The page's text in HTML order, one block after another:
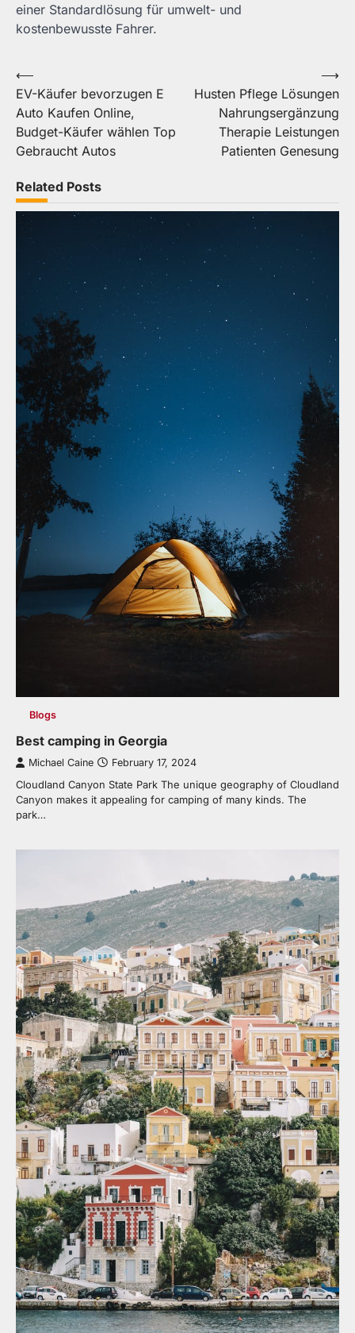
einer Standardlösung für umwelt- und
kostenbewusste Fahrer.
Post
navigation
⟵
EV-Käufer bevorzugen E
Auto Kaufen Online,
Budget-Käufer wählen Top
Gebraucht Autos
Husten Pflege Lösungen
Nahrungsergänzung
Therapie Leistungen
Patienten Genesung
⟶
Related Posts
Blogs
Best camping in Georgia
Michael Caine February 17, 2024
Cloudland Canyon State Park The unique geography of Cloudland
Canyon makes it appealing for camping of many kinds. The
park…